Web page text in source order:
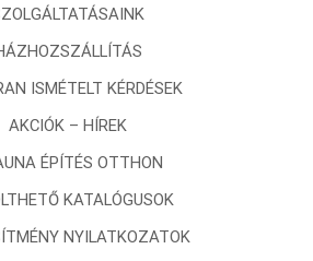
ISMÉTELT KÉRDÉSEK
AKCIÓK – HÍREK
ÉPÍTÉS OTTHON
KATALÓGUSOK
NYILATKOZATOK